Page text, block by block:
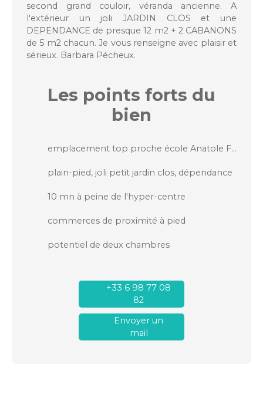
second grand couloir, véranda ancienne. A
l'extérieur un joli JARDIN CLOS et une
DEPENDANCE de presque 12 m2 + 2 CABANONS
de 5 m2 chacun. Je vous renseigne avec plaisir et
sérieux. Barbara Pécheux.
Les points forts du
bien
emplacement top proche école Anatole France
plain-pied, joli petit jardin clos, dépendance
10 mn à peine de l'hyper-centre
commerces de proximité à pied
potentiel de deux chambres
+33 6 98 77 08
82
Envoyer un
mail